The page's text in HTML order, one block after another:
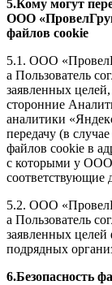
5.Кому могут
ООО
файлов cookie
5.1. ООО
а Пользователь
заявленных
сторонние
аналитики
передачу (в
файлов cookie в
с которыми у
соответствующие
5.2. ООО
а Пользователь
заявленных
подрядных
6.Безопасность